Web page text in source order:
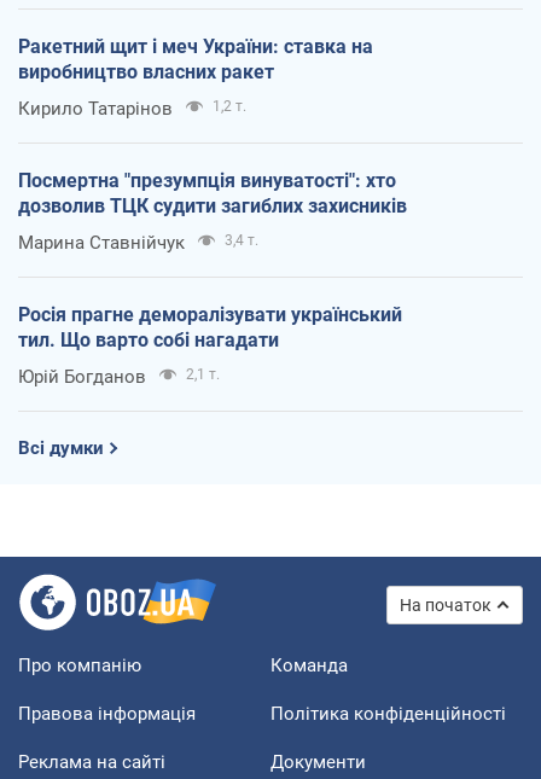
Ракетний щит і меч України: ставка на
виробництво власних ракет
Кирило Татарінов 1,2 т.
Посмертна "презумпція винуватості": хто
дозволив ТЦК судити загиблих захисників
Марина Ставнійчук 3,4 т.
Росія прагне деморалізувати український
тил. Що варто собі нагадати
Юрій Богданов 2,1 т.
Всі думки
На початок
Про компанію Команда
Правова інформація Політика конфіденційності
Реклама на сайті Документи